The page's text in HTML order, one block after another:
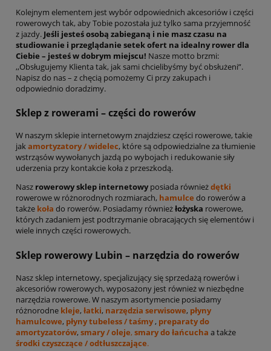
Kolejnym elementem jest wybór odpowiednich akcesoriów i części
rowerowych tak, aby Tobie pozostała już tylko sama przyjemność
z jazdy. Jeśli jesteś osobą zabieganą i nie masz czasu na
studiowanie i przeglądanie setek ofert na idealny rower dla
Ciebie – jesteś w dobrym miejscu! Nasze motto brzmi:
,,Obsługujemy Klienta tak, jak sami chcielibyśmy być obsłużeni”.
Napisz do nas – z chęcią pomożemy Ci przy zakupach i
odpowiednio doradzimy.
Sklep z rowerami – części do rowerów
W naszym sklepie internetowym znajdziesz części rowerowe, takie
jakamortyzatory / widelec, które są odpowiedzialne za tłumienie
wstrząsów wywołanych jazdą po wybojach i redukowanie siły
uderzenia przy kontakcie koła z przeszkodą.
Nasz rowerowy sklep internetowyposiada równieżdętki
rowerowe w różnorodnych rozmiarach, hamulce do rowerów a
także koła do rowerów. Posiadamy równieżłożyska rowerowe,
których zadaniem jest podtrzymanie obracających się elementów i
wiele innych części rowerowych.
Sklep rowerowy Lubin – narzędzia do rowerów
Nasz sklep internetowy, specjalizujący się sprzedażą rowerów i
akcesoriów rowerowych, wyposażony jest również w niezbędne
narzędzia rowerowe. W naszym asortymencie posiadamy
różnorodne kleje, łatki, narzędzia serwisowe, płyny
hamulcowe, płyny tubeless / taśmy, preparaty do
amortyzatorów, smary / oleje, smary do łańcucha a także
środki czyszczące / odtłuszczające.